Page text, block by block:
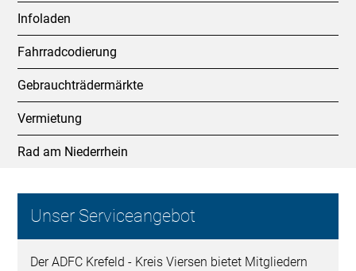
Infoladen
Fahrradcodierung
Gebrauchträdermärkte
Vermietung
Rad am Niederrhein
Unser Serviceangebot
Der ADFC Krefeld - Kreis Viersen bietet Mitgliedern